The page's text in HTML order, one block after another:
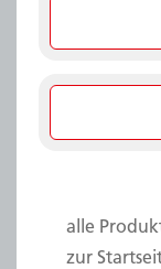
alle
zur